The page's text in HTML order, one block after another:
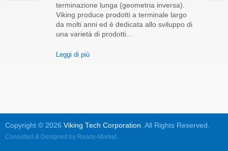
terminazione lunga (geometria inversa).
Viking produce prodotti a terminale largo
da molti anni ed è dedicata allo sviluppo di
una varietà di prodotti...
Leggi di più
Copyright © 2026 Viking Tech Corporation . All Rights Reserved.
Consulted & Designed by Ready-Market